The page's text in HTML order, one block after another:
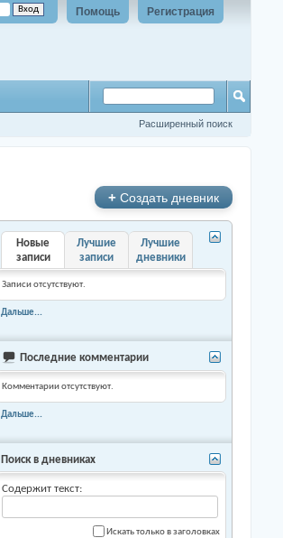
Регистрация
Помощь
Расширенный поиск
+ Создать дневник
Новые
записи
Лучшие
записи
Лучшие
дневники
Записи отсутствуют.
Дальше...
Последние комментарии
Комментарии отсутствуют.
Дальше...
Поиск в дневниках
Содержит текст:
Искать только в заголовках